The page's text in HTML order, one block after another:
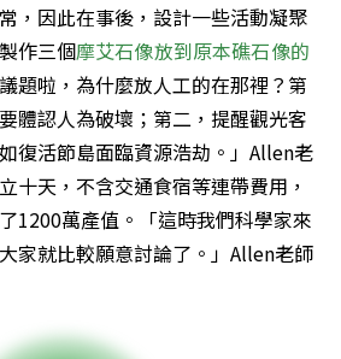
，因此在事後，設計一些活動凝聚
作三個摩艾石像放到原本礁石像的
題啦，為什麼放人工的在那裡？第
體認人為破壞；第二，提醒觀光客
復活節島面臨資源浩劫。」Allen老
十天，不含交通食宿等連帶費用，
1200萬產值。「這時我們科學家來
家就比較願意討論了。」Allen老師